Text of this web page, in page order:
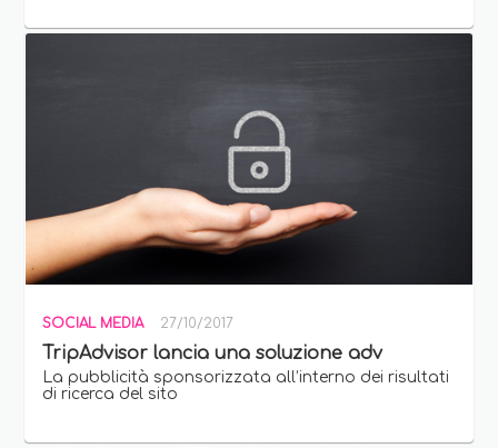
SOCIAL MEDIA 27/10/2017
TripAdvisor lancia una soluzione adv
La pubblicità sponsorizzata all’interno dei risultati
di ricerca del sito